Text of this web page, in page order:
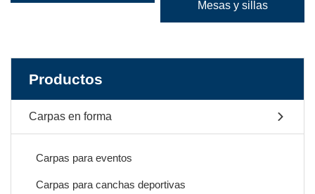
Mesas y sillas
Productos
Carpas en forma
Carpas para eventos
Carpas para canchas deportivas